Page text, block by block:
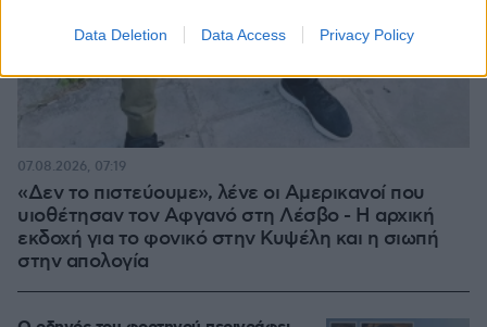
Data Deletion Data Access Privacy Policy
«Δεν το πιστεύουμε», λένε οι Αμερικανοί που
υιοθέτησαν τον Αφγανό στη Λέσβο - Η αρχική
εκδοχή για το φονικό στην Κυψέλη και η σιωπή
στην απολογία
07.08.2026, 07:19